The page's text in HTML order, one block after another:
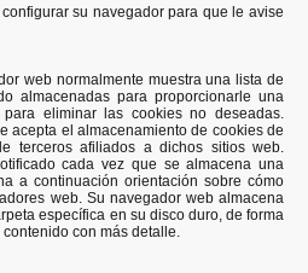
su navegador para que le avise
web normalmente muestra una lista de
almacenadas para proporcionarle una
eliminar las cookies no deseadas.
acepta el almacenamiento de cookies de
terceros afiliados a dichos sitios web.
cada vez que se almacena una
a continuación orientación sobre cómo
web. Su navegador web almacena
específica en su disco duro, de forma
con más detalle.